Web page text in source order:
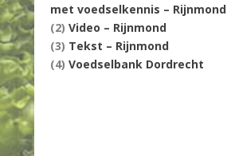
met voedselkennis – Rijnmond
(2) Video – Rijnmond
(3) Tekst – Rijnmond
(4) Voedselbank Dordrecht